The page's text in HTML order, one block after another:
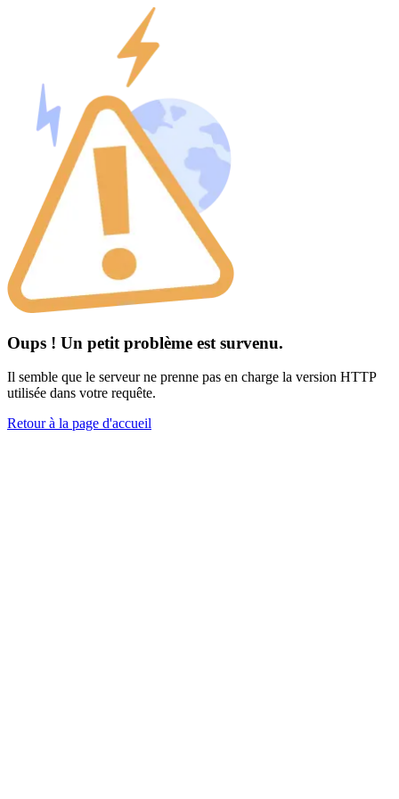
Oups ! Un petit problème est survenu.
Il semble que le serveur ne prenne pas en charge la version HTTP
utilisée dans votre requête.
Retour à la page d'accueil